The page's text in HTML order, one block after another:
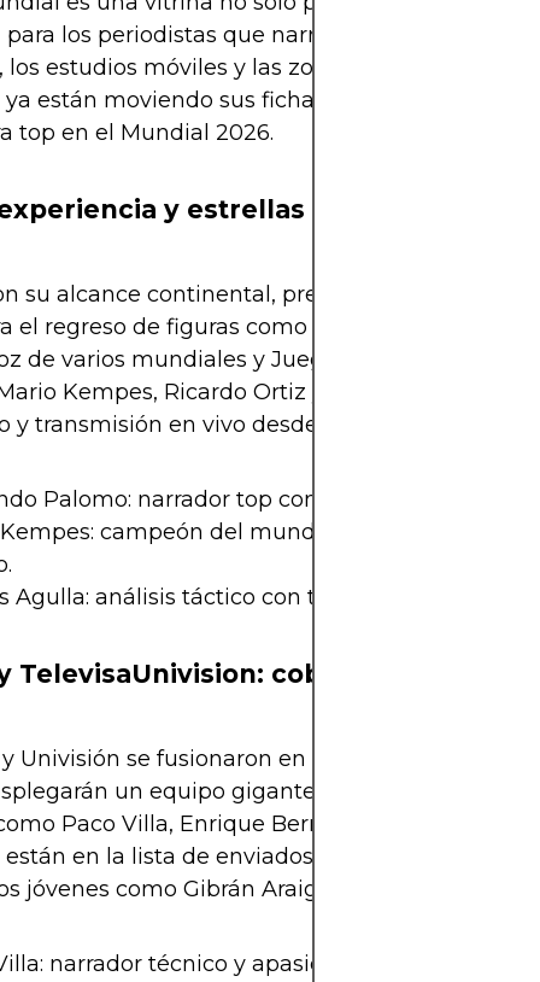
los periodistas que narran la historia desde
los estudios móviles y las zonas mixtas. Las
están moviendo sus fichas para asegurar una
top en el Mundial 2026.
y estrellas globales
su alcance continental, prepara una cobertura
el regreso de figuras como Fernando Palomo,
de varios mundiales y Juegos Olímpicos. Junto
Kempes, Ricardo Ortiz y Andrés Agulla, con
y transmisión en vivo desde las sedes más
Palomo: narrador top con estilo vibrante y
campeón del mundo y voz autorizada
Agulla: análisis táctico con tono relajado y sabio.
TelevisaUnivision: cobertura en dos
Univisión se fusionaron en TUDN, y para el
un equipo gigante con sede en México
Paco Villa, Enrique Bermúdez “el Perro”, y
en la lista de enviados especiales, junto a
jóvenes como Gibrán Araige y Antonio Gómez
narrador técnico y apasionado.